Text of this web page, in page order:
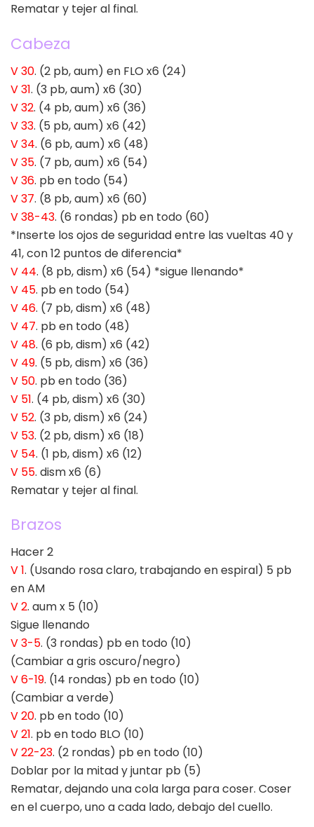
Rematar y tejer al final.
Cabeza
V 30. (2 pb, aum) en FLO x6 (24)
V 31. (3 pb, aum) x6 (30)
V 32. (4 pb, aum) x6 (36)
V 33. (5 pb, aum) x6 (42)
V 34. (6 pb, aum) x6 (48)
V 35. (7 pb, aum) x6 (54)
V 36. pb en todo (54)
V 37. (8 pb, aum) x6 (60)
V 38-43. (6 rondas) pb en todo (60)
*Inserte los ojos de seguridad entre las vueltas 40 y
41, con 12 puntos de diferencia*
V 44. (8 pb, dism) x6 (54) *sigue llenando*
V 45. pb en todo (54)
V 46. (7 pb, dism) x6 (48)
V 47. pb en todo (48)
V 48. (6 pb, dism) x6 (42)
V 49. (5 pb, dism) x6 (36)
V 50. pb en todo (36)
V 51. (4 pb, dism) x6 (30)
V 52. (3 pb, dism) x6 (24)
V 53. (2 pb, dism) x6 (18)
V 54. (1 pb, dism) x6 (12)
V 55. dism x6 (6)
Rematar y tejer al final.
Brazos
Hacer 2
V 1. (Usando rosa claro, trabajando en espiral) 5 pb
en AM
V 2. aum x 5 (10)
Sigue llenando
V 3-5. (3 rondas) pb en todo (10)
(Cambiar a gris oscuro/negro)
V 6-19. (14 rondas) pb en todo (10)
(Cambiar a verde)
V 20. pb en todo (10)
V 21. pb en todo BLO (10)
V 22-23. (2 rondas) pb en todo (10)
Doblar por la mitad y juntar pb (5)
Rematar, dejando una cola larga para coser. Coser
en el cuerpo, uno a cada lado, debajo del cuello.